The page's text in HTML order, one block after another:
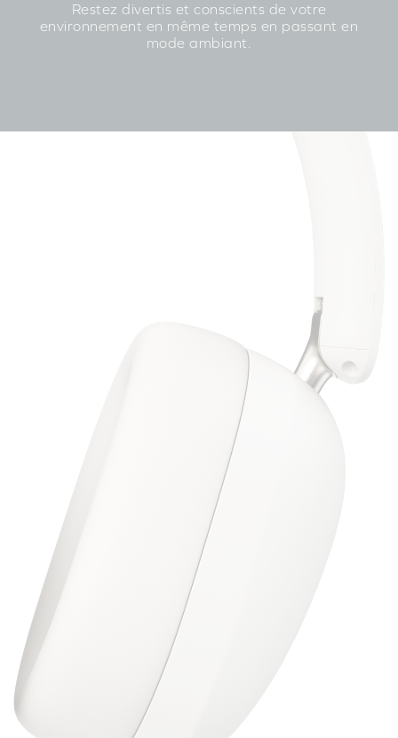
Restez divertis et conscients de votre
environnement en même temps en passant en
mode ambiant.